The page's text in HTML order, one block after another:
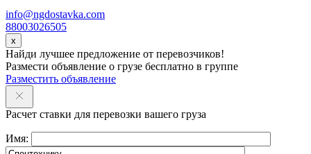
info@ngdostavka.com
88003026505
x
Найди лучшее предложение от перевозчиков!
Размести объявление о грузе бесплатно в группе
Разместить объявление
Расчет ставки для перевозки вашего груза
Имя: